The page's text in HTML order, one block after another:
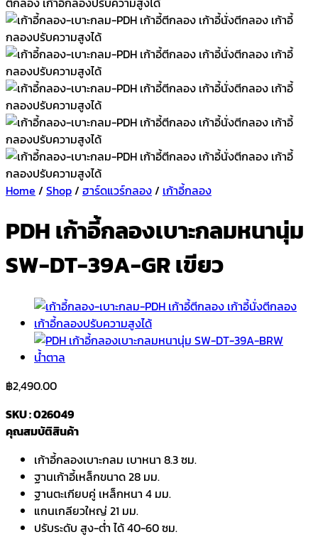
Home / Shop/ ฮาร์ดแวร์กลอง/ เก้าอี้กลอง
PDH เก้าอี้กลองเบาะกลมหนานุ่ม
SW-DT-39A-GR เขียว
฿2,490.00
SKU : 026049
คุณสมบัติสินค้า
เก้าอี้กลองเบาะกลม เบาหนา 8.3 ซม.
ฐานเก้าอี้เหล็กขนาด 28 มม.
ฐานตะเกียบคู่ เหล็กหนา 4 มม.
แกนเกลียวใหญ่ 21 มม.
ปรับระดับ สูง-ต่ำ ได้ 40-60 ซม.